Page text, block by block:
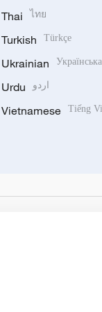
Thai ไทย
Turkish Türkçe
Ukrainian Українська
Urdu اردو
Vietnamese Tiếng